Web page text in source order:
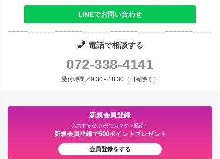
LINEでお問い合わせ
電話で相談する
072-338-4141
受付時間／9:30～18:30（日祝除く）
新規会員登録
入力するだけ5分でカンタン登録！
新規会員登録で500ポイントプレゼント
会員登録をする